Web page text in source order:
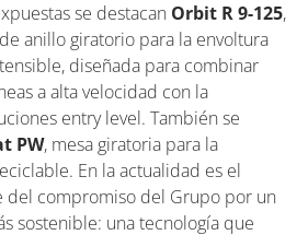
se destacan Orbit R 9-125,
anillo giratorio para la envoltura
diseñada para combinar
a alta velocidad con la
entry level. También se
PW, mesa giratoria para la
En la actualidad es el
del compromiso del Grupo por un
sostenible: una tecnología que